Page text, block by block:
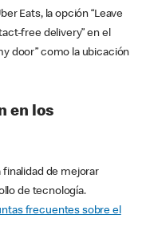
Eats, la opción “Leave
free delivery” en el
door” como la ubicación
en los
finalidad de mejorar
de tecnología.
frecuentes sobre el